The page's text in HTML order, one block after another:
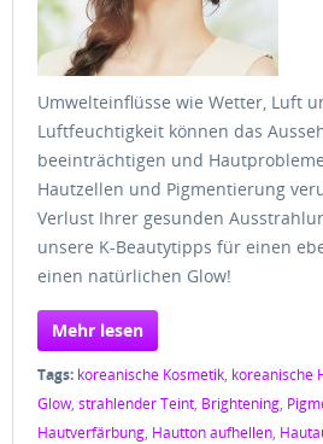
Umwelteinflüsse wie Wetter, Luft
Luftfeuchtigkeit können das
beeinträchtigen und
Hautzellen und Pigmentierung
Verlust Ihrer gesunden
unsere K-Beautytipps für einen
einen natürlichen Glow!
Mehr lesen
Tags: koreanische Kosmetik, koreanische
Glow, strahlender Teint, Brightening,
Hautverfärbung, Hautton aufhellen,